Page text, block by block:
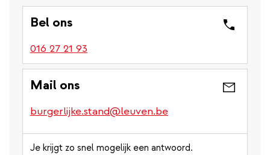
Bel ons
016 27 21 93
Mail ons
burgerlijke.stand@leuven.be
Je krijgt zo snel mogelijk een antwoord.